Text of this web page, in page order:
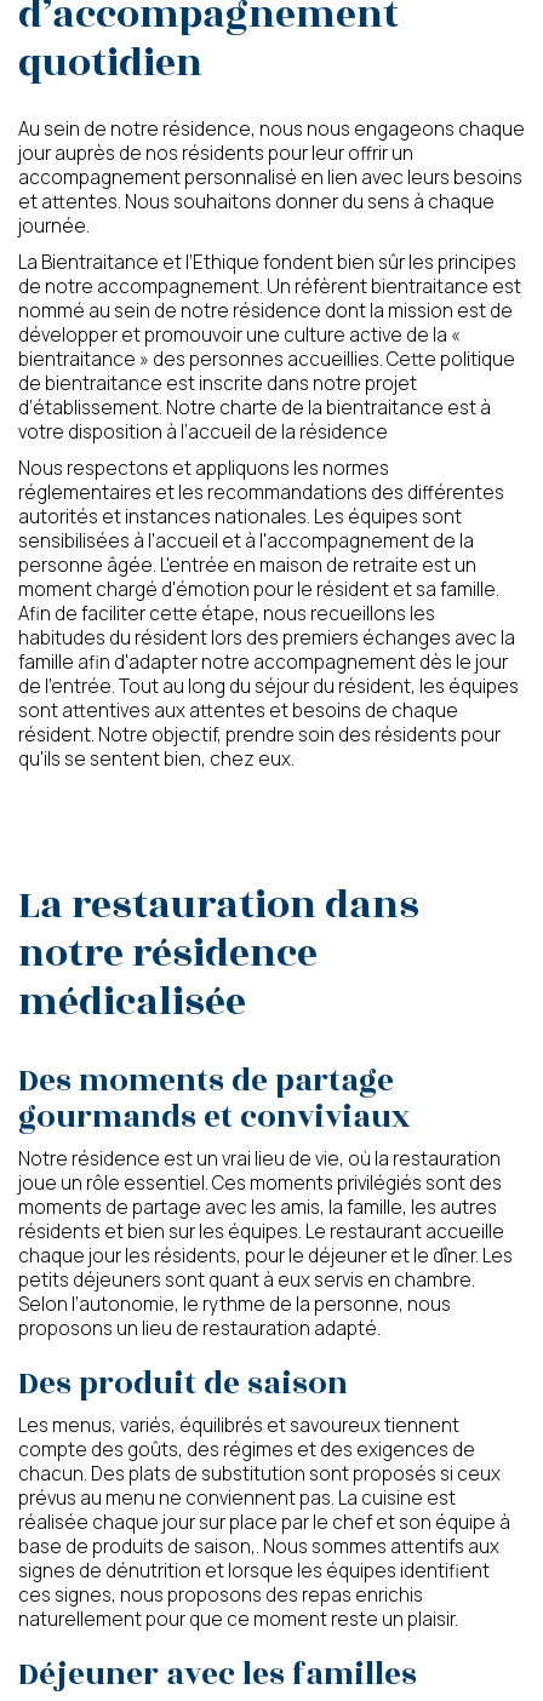
Prénom du proche
Age du proche concerné Code postal du proche
Calculer neuf moins deux
? (en chiffres)
J’autorise l’utilisation des données
personnelles, conformément à notre
politique de confidentialité
Conformément aux dispositions de l’article L. 223-2
du Code de la Consommation, vous pouvez vous
inscrire sur la liste d’opposition au démarchage
téléphonique « Bloctel »
https://www.bloctel.gouv.fr/
d’accompagnement
quotidien
Au sein de notre résidence, nous nous engageons chaque
jour auprès de nos résidents pour leur offrir un
accompagnement personnalisé en lien avec leurs besoins
et attentes. Nous souhaitons donner du sens à chaque
journée.
La Bientraitance et l’Ethique fondent bien sûr les principes
de notre accompagnement. Un réfèrent bientraitance est
nommé au sein de notre résidence dont la mission est de
développer et promouvoir une culture active de la «
bientraitance » des personnes accueillies. Cette politique
de bientraitance est inscrite dans notre projet
d’établissement. Notre charte de la bientraitance est à
votre disposition à l’accueil de la résidence
Nous respectons et appliquons les normes
réglementaires et les recommandations des différentes
autorités et instances nationales. Les équipes sont
sensibilisées à l'accueil et à l'accompagnement de la
personne âgée. L'entrée en maison de retraite est un
moment chargé d'émotion pour le résident et sa famille.
Afin de faciliter cette étape, nous recueillons les
habitudes du résident lors des premiers échanges avec la
famille afin d'adapter notre accompagnement dès le jour
de l'entrée. Tout au long du séjour du résident, les équipes
sont attentives aux attentes et besoins de chaque
résident. Notre objectif, prendre soin des résidents pour
qu'ils se sentent bien, chez eux.
La restauration dans
notre résidence
médicalisée
Des moments de partage
gourmands et conviviaux
Notre résidence est un vrai lieu de vie, où la restauration
joue un rôle essentiel. Ces moments privilégiés sont des
moments de partage avec les amis, la famille, les autres
résidents et bien sur les équipes. Le restaurant accueille
chaque jour les résidents, pour le déjeuner et le dîner. Les
petits déjeuners sont quant à eux servis en chambre.
Selon l’autonomie, le rythme de la personne, nous
proposons un lieu de restauration adapté.
Des produit de saison
Les menus, variés, équilibrés et savoureux tiennent
compte des goûts, des régimes et des exigences de
chacun. Des plats de substitution sont proposés si ceux
prévus au menu ne conviennent pas. La cuisine est
réalisée chaque jour sur place par le chef et son équipe à
base de produits de saison,. Nous sommes attentifs aux
signes de dénutrition et lorsque les équipes identifient
ces signes, nous proposons des repas enrichis
naturellement pour que ce moment reste un plaisir.
Déjeuner avec les familles